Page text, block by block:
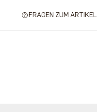
FRAGEN ZUM ARTIKEL